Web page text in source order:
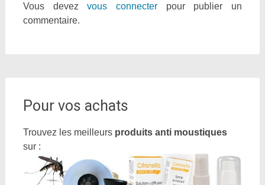
Vous devezvous connecter pour publier un
commentaire.
Pour vos achats
Trouvez les meilleurs produits anti moustiques
sur :